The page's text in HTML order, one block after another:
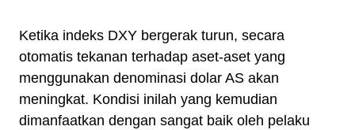
Ketika indeks DXY bergerak turun, secara
otomatis tekanan terhadap aset-aset yang
menggunakan denominasi dolar AS akan
meningkat. Kondisi inilah yang kemudian
dimanfaatkan dengan sangat baik oleh pelaku